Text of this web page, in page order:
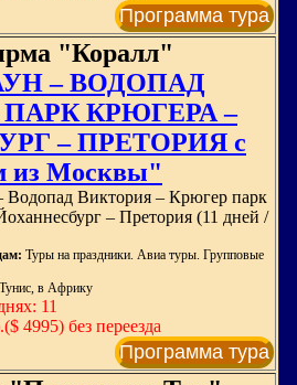
Программа тура
"Коралл"
– ВОДОПАД
КРЮГЕРА –
– ПРЕТОРИЯ с
из Москвы"
Водопад Виктория – Крюгер парк
– Претория (11 дней /
Туры на праздники. Авиа туры. Групповые
в Африку
11
4995) без переезда
Программа тура